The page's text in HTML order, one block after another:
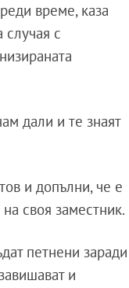
време, каза
с
дали и те знаят
и допълни, че е
своя заместник.
петнени заради
и